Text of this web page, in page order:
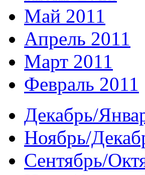
Май 2011
Апрель 2011
Март 2011
Февраль 2011
Декабрь/
Ноябрь/
Сентябрь/